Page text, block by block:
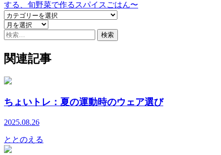
する、旬野菜で作るスパイスごはん〜
検
関連記事
ちょいトレ：夏の運動時のウェア選び
2025.08.26
ととのえる